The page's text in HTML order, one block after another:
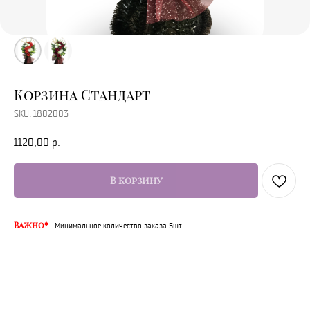
Корзина Стандарт
SKU:1802003
1120,00 р.
В корзину
Важно*- Минимальное количество заказа 5шт